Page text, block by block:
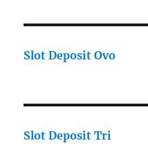
Slot Deposit Ovo
Slot Deposit Tri